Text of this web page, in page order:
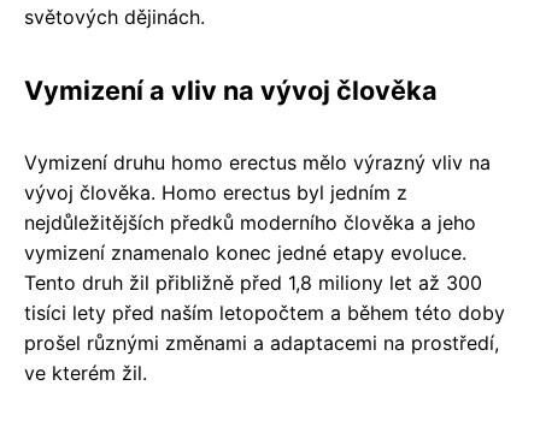
světových dějinách.
Vymizení a vliv na vývoj člověka
Vymizení druhu homo erectus mělo výrazný vliv na
vývoj člověka. Homo erectus byl jedním z
nejdůležitějších předků moderního člověka a jeho
vymizení znamenalo konec jedné etapy evoluce.
Tento druh žil přibližně před 1,8 miliony let až 300
tisíci lety před naším letopočtem a během této doby
prošel různými změnami a adaptacemi na prostředí,
ve kterém žil.